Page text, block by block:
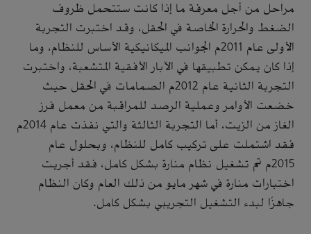
مراحل من أجل معرفة ما إذا كانت ستتحمل ظروف
الضغط والحرارة الخاصة في الحقل، وقد اختبرت التجربة
الأولى عام 2011م الجوانب الميكانيكية الأساس للنظام، وما
إذا كان يمكن تطبيقها في الآبار الأفقية المتشعبة، واختبرت
التجربة الثانية عام 2012م الصمامات في الحقل حيث
خضعت الأوامر وعملية الرصد للمراقبة من معمل فرز
الغاز من الزيت، أما التجربة الثالثة والتي نفذت عام 2014م
فقد اشتملت على تركيب كامل للنظام، وبحلول عام
2015م تم تشغيل نظام منارة بشكل كامل، فقد أجريت
اختبارات منارة في شهر مايو من ذلك العام وكان النظام
جاهزًا لبدء التشغيل التجريبي بشكل كامل.